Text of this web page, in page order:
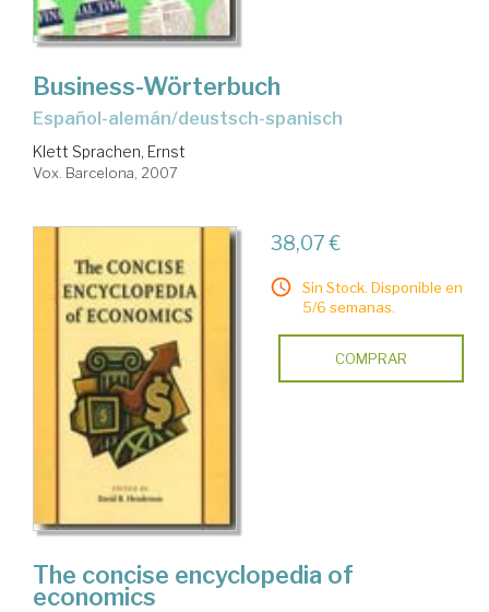
Business-Wörterbuch
español-alemán/deustsch-spanisch
Klett Sprachen, Ernst
Vox. Barcelona, 2007
38,07 €
Sin Stock. Disponible en
5/6 semanas.
COMPRAR
The concise encyclopedia of
economics